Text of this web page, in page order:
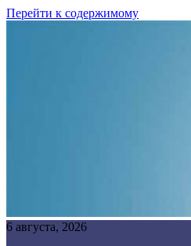
Перейти к содержимому
6 августа, 2026